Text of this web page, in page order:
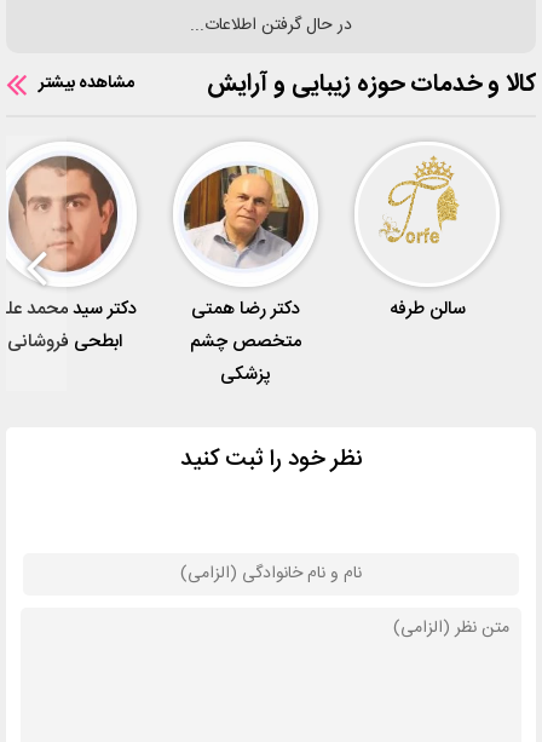
در حال گرفتن اطلاعات...
کالا و خدمات حوزه زیبایی و آرایش مشاهده بیشتر
سالن طرفه
دکتر رضا همتی
متخصص چشم
پزشکی
دکتر سید محمد
ابطحی فروشانی
نظر خود را ثبت کنید